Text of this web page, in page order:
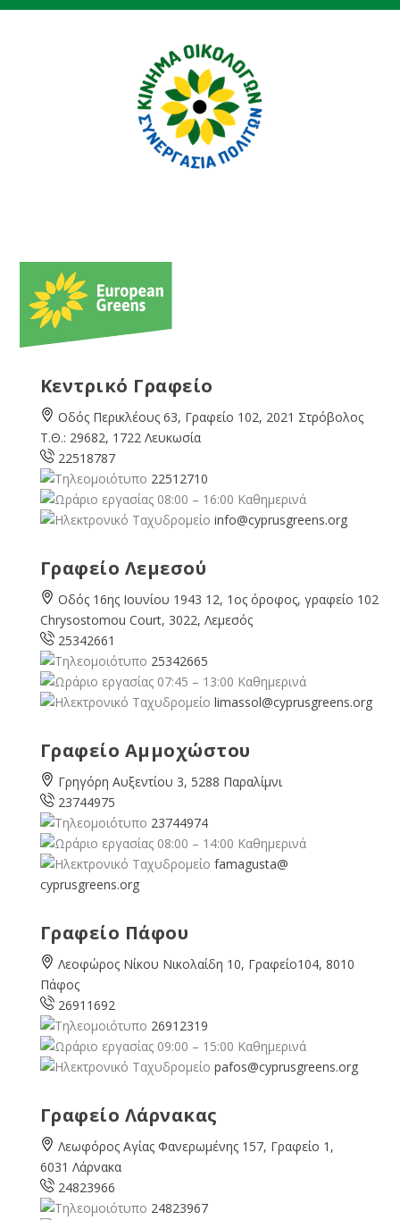
Κεντρικό Γραφείο
Οδός Περικλέους 63, Γραφείο 102, 2021 Στρόβολος
Τ.Θ.: 29682, 1722 Λευκωσία
22518787
22512710
08:00 – 16:00 Καθημερινά
info@cyprusgreens.org
Γραφείο Λεμεσού
Οδός 16ης Ιουνίου 1943 12, 1ος όροφος, γραφείο 102
Chrysostomou Court, 3022, Λεμεσός
25342661
25342665
07:45 – 13:00 Καθημερινά
limassol@cyprusgreens.org
Γραφείο Αμμοχώστου
Γρηγόρη Αυξεντίου 3, 5288 Παραλίμνι
23744975
23744974
08:00 – 14:00 Καθημερινά
famagusta@
cyprusgreens.org
Γραφείο Πάφου
Λεοφώρος Νίκου Νικολαίδη 10, Γραφείο104, 8010
Πάφος
26911692
26912319
09:00 – 15:00 Καθημερινά
pafos@cyprusgreens.org
Γραφείο Λάρνακας
Λεωφόρος Αγίας Φανερωμένης 157, Γραφείο 1,
6031 Λάρνακα
24823966
24823967